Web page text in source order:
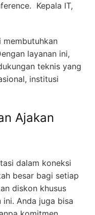
 Kepala IT,
membutuhkan
layanan ini,
teknis yang
institusi
Ajakan
dalam koneksi
besar bagi setiap
diskon khusus
Anda juga bisa